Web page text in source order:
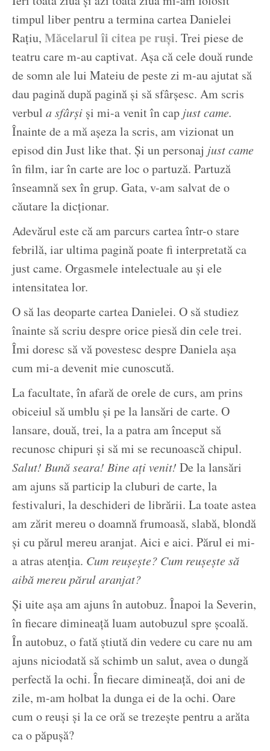
timpul liber pentru a termina cartea Danielei
Rațiu, Măcelarul îi citea pe ruși. Trei piese de
teatru care m-au captivat. Așa că cele două runde
de somn ale lui Mateiu de peste zi m-au ajutat să
dau pagină după pagină și să sfârșesc. Am scris
verbul a sfârși și mi-a venit în cap just came.
Înainte de a mă așeza la scris, am vizionat un
episod din Just like that. Și un personaj just came
în film, iar în carte are loc o partuză. Partuză
înseamnă sex în grup. Gata, v-am salvat de o
căutare la dicționar.
Adevărul este că am parcurs cartea într-o stare
febrilă, iar ultima pagină poate fi interpretată ca
just came. Orgasmele intelectuale au și ele
intensitatea lor.
O să las deoparte cartea Danielei. O să studiez
înainte să scriu despre orice piesă din cele trei.
Îmi doresc să vă povestesc despre Daniela așa
cum mi-a devenit mie cunoscută.
La facultate, în afară de orele de curs, am prins
obiceiul să umblu și pe la lansări de carte. O
lansare, două, trei, la a patra am început să
recunosc chipuri și să mi se recunoască chipul.
Salut! Bună seara! Bine ați venit! De la lansări
am ajuns să particip la cluburi de carte, la
festivaluri, la deschideri de librării. La toate astea
am zărit mereu o doamnă frumoasă, slabă, blondă
și cu părul mereu aranjat. Aici e aici. Părul ei mi-
a atras atenția. Cum reușește? Cum reușește să
aibă mereu părul aranjat?
Și uite așa am ajuns în autobuz. Înapoi la Severin,
în fiecare dimineață luam autobuzul spre școală.
În autobuz, o fată știută din vedere cu care nu am
ajuns niciodată să schimb un salut, avea o dungă
perfectă la ochi. În fiecare dimineață, doi ani de
zile, m-am holbat la dunga ei de la ochi. Oare
cum o reuși și la ce oră se trezește pentru a arăta
ca o păpușă?